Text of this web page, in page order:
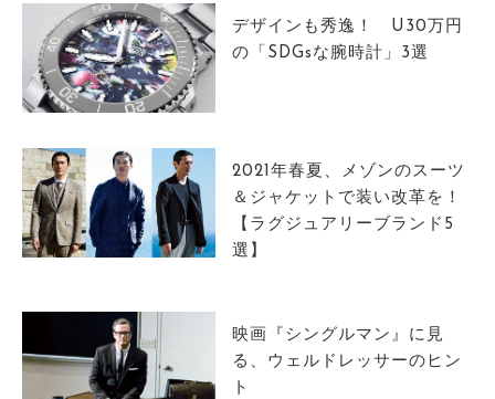
デザインも秀逸！ U30万円
の「SDGsな腕時計」3選
2021年春夏、メゾンのスーツ
＆ジャケットで装い改革を！
【ラグジュアリーブランド5
選】
映画『シングルマン』に見
る、ウェルドレッサーのヒン
ト